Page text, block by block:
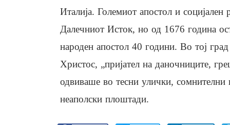
Италија. Големиот апостол и
Далечниот Исток, но од 1676 година
народен апостол 40 години. Во тој
Христос, „пријател на даночниците,
одвиваше во тесни улички, сомнителни
неаполски плоштади.